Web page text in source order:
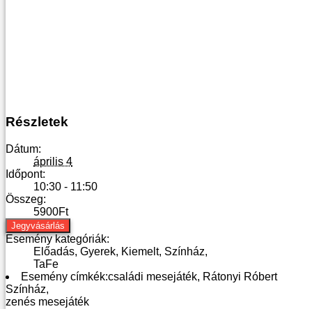
Részletek
Dátum:
április 4
Időpont:
10:30 - 11:50
Összeg:
5900Ft
Jegyvásárlás
Esemény kategóriák:
Előadás, Gyerek, Kiemelt, Színház,
TaFe
Esemény címkék:családi mesejáték, Rátonyi Róbert
Színház,
zenés mesejáték